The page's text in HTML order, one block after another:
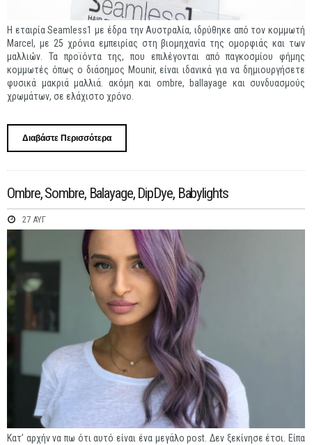
Η εταιρία Seamless1 με έδρα την Αυστραλία, ιδρύθηκε από τον κομμωτή
Marcel, με 25 χρόνια εμπειρίας στη βιομηχανία της ομορφιάς και των
μαλλιών. Τα προϊόντα της, που επιλέγονται από παγκοσμίου φήμης
κομμωτές όπως ο διάσημος Mounir, είναι ιδανικά για να δημιουργήσετε
φυσικά μακριά μαλλιά. ακόμη και ombre, ballayage και συνδυασμούς
χρωμάτων, σε ελάχιστο χρόνο.
Διαβάστε Περισσότερα
Ombre, Sombre, Balayage, DipDye, Babylights
27 ΑΥΓ
Κατ’ αρχήν να πω ότι αυτό είναι ένα μεγάλο post. Δεν ξεκίνησε έτσι. Είπα